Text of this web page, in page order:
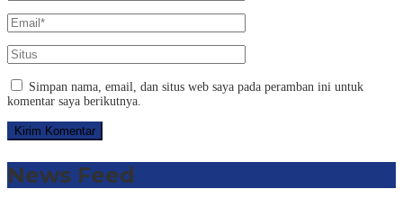
Simpan nama, email, dan situs web saya pada peramban ini untuk
komentar saya berikutnya.
News Feed